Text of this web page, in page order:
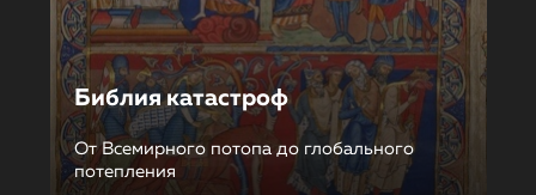
Библия катастроф
От Всемирного потопа до глобального
потепления